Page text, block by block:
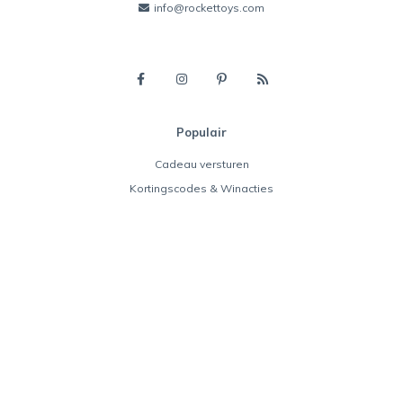
info@rockettoys.com
Populair
Cadeau versturen
Kortingscodes & Winacties